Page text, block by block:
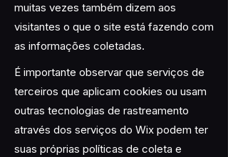
muitas vezes também dizem aos
visitantes o que o site está fazendo com
as informações coletadas.
É importante observar que serviços de
terceiros que aplicam cookies ou usam
outras tecnologias de rastreamento
através dos serviços do Wix podem ter
suas próprias políticas de coleta e